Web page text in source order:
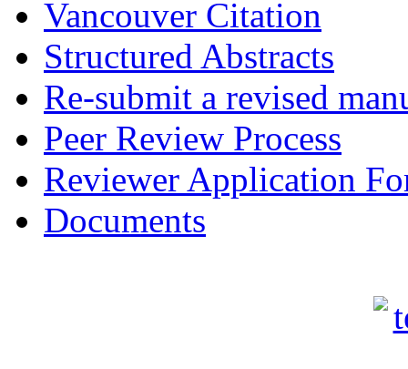
Vancouver Citation
Structured Abstracts
Re-submit a revised
Peer Review Process
Reviewer Application
Documents